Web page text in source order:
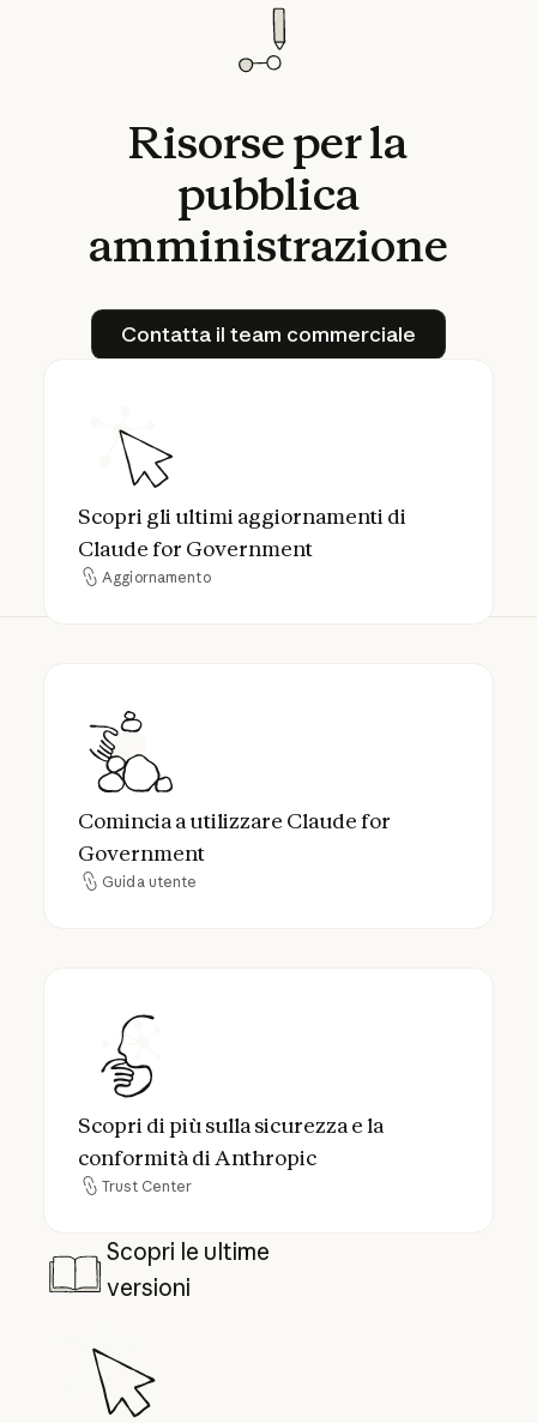
Risorseperla
pubblica
amministrazione
Contatta il team commerciale
Contatta il team
Scopri gli ultimi aggiornamenti di
Claude for Government
Aggiornamento
Aggiornamento
Comincia a utilizzare Claude for
Comincia a utilizzare Claude for
Government
Guida utente
Guida utente
Scopri di più sulla sicurezza e la
Scopri di più sulla sicurezza e la
conformità di Anthropic
Trust Center
Trust Center
Scopri le ultime
versioni